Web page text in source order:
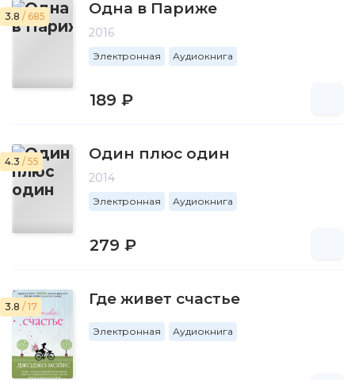
3.8 / 685 Одна в Париже
2016
Электронная Аудиокнига
189 ₽
4.3 / 55 Один плюс один
2014
Электронная Аудиокнига
279 ₽
3.8 / 17 Где живет счастье
Электронная Аудиокнига